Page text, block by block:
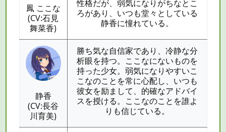
鳳 ここな
(CV:石見
舞菜香)
性格だが、弱気になりがちなとこ
ろがあり、いつも堂々としている
静香に憧れている。
静香
(CV:長谷
川育美)
勝ち気な自信家であり、冷静な分
析眼を持つ。ここなにないものを
持った少女。弱気になりやすいこ
こなのことを常に心配し、いつも
彼女を励まして、的確なアドバイ
スを授ける。ここなのことを誰よ
りも信じている。